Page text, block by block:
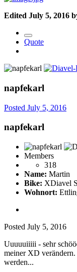
Edited July 5, 2016
Quote
napfekarl
Posted July 5, 2016
napfekarl
Members
318
Name: Martin
Bike: XDiavel S
Wohnort:
Posted July 5, 2016
Uuuuuiiiii - sehr
meiner XD
werden...